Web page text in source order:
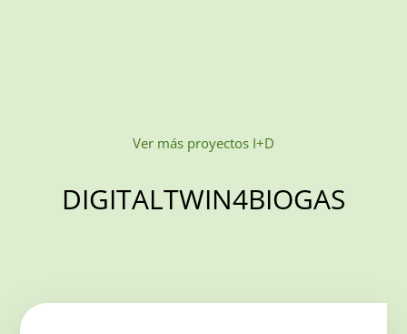
Ver más proyectos I+D
DIGITALTWIN4BIOGAS